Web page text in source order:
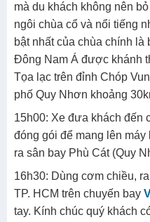
mà du khách không nên
ngôi chùa cổ và nổi tiếng
bật nhất của chùa chính
Đông Nam Á được khánh
Tọa lạc trên đỉnh Chóp
phố Quy Nhơn khoảng
15h00: Xe đưa khách đến
đóng gói để mang lên
ra sân bay Phù Cát (Quy
16h30: Dùng cơm chiều,
TP. HCM trên chuyến bay
tay. Kính chúc quý khách